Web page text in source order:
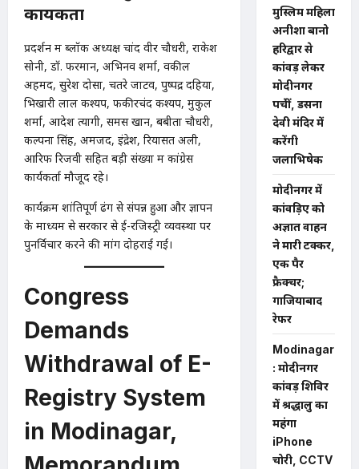
कार्यकर्ता
प्रदर्शन में ब्लॉक अध्यक्ष चांद वीर चौधरी, राकेश
सोनी, डॉ. फरमान, अभिनव शर्मा, वकील
अहमद, सुरेश दोसा, चतरे जाटव, पुष्पेंद्र दहिया,
भिखारी लाल कश्यप, फकीरचंद कश्यप, मुकुल
शर्मा, आदेश त्यागी, समस खान, बबीता चौधरी,
कल्पना सिंह, अमजद, इंद्रेश, रियासत अली,
आरिफ रिजवी सहित बड़ी संख्या में कांग्रेस
कार्यकर्ता मौजूद रहे।
कार्यक्रम शांतिपूर्ण ढंग से संपन्न हुआ और ज्ञापन
के माध्यम से सरकार से ई-रजिस्ट्री व्यवस्था पर
पुनर्विचार करने की मांग दोहराई गई।
Congress
Demands
Withdrawal of E-
Registry System
in Modinagar,
मुस्लिम महिला
अनीशा बानो
हरिद्वार से
कांवड़ लेकर
मोदीनगर
पहुंचीं, डसना
देवी मंदिर में
करेंगी
जलाभिषेक
मोदीनगर में
कांवड़िए को
अज्ञात वाहन
ने मारी टक्कर,
एक पैर
फ्रैक्चर;
गाजियाबाद
रेफर
Modinagar
: मोदीनगर
कांवड़ शिविर
में श्रद्धालु का
महंगा
iPhone
चोरी, CCTV